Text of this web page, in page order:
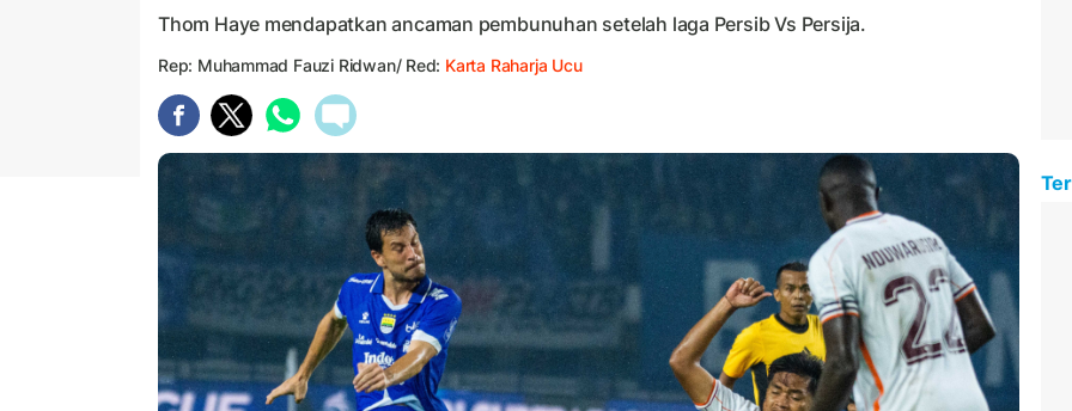
Thom Haye mendapatkan ancaman pembunuhan setelah laga Persib Vs Persija.
Rep: Muhammad Fauzi Ridwan/ Red: Karta Raharja Ucu